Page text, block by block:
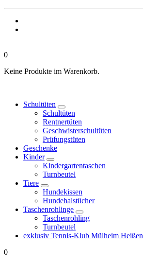
0
Keine Produkte im Warenkorb.
Schultüten
Schultüten
Rentnertüten
Geschwisterschultüten
Prüfungstüten
Geschenke
Kinder
Kindergartentaschen
Turnbeutel
Tiere
Hundekissen
Hundehalstücher
Taschenrohlinge
Taschenrohling
Turnbeutel
exklusiv Tennis-Klub Mülheim Heißen
0